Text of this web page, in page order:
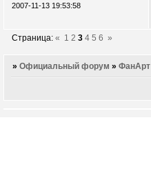
2007-11-13 19:53:58
Страница:« 1 2 3 4 5 6 »
»Официальный форум »ФанАрт